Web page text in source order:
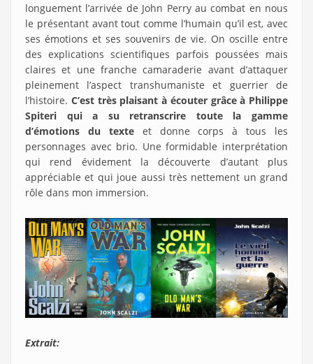
longuement l’arrivée de John Perry au combat en nous
le présentant avant tout comme l’humain qu’il est, avec
ses émotions et ses souvenirs de vie. On oscille entre
des explications scientifiques parfois poussées mais
claires et une franche camaraderie avant d’attaquer
pleinement l’aspect transhumaniste et guerrier de
l’histoire. C’est très plaisant à écouter grâce à Philippe
Spiteri qui a su retranscrire toute la gamme
d’émotions du texteet donne corps à tous les
personnages avec brio. Une formidable interprétation
qui rend évidement la découverte d’autant plus
appréciable et qui joue aussi très nettement un grand
rôle dans mon immersion.
Extrait: